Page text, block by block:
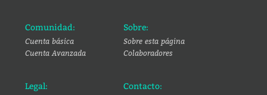
Comunidad:
Cuenta básica
Cuenta Avanzada
Sobre:
Sobre esta página
Colaboradores
Legal: Contacto: